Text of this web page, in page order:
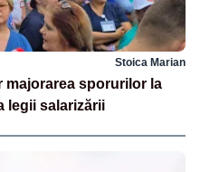
Stoica Marian
majorarea sporurilor la
legii salarizării